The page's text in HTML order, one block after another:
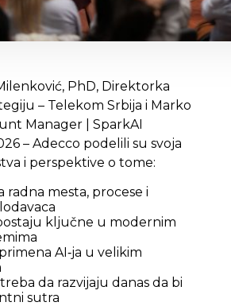
PhD, Direktorka
– Telekom Srbija i Marko
Manager | SparkAI
– Adecco podelili su svoja
i perspektive o tome:
radna mesta, procese i
ključne u modernim
AI‑ja u velikim
da razvijaju danas da bi
sutra